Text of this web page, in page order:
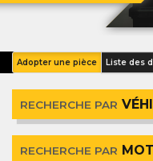
Adopter une pièce Liste des
RECHERCHE PAR
RECHERCHE PAR